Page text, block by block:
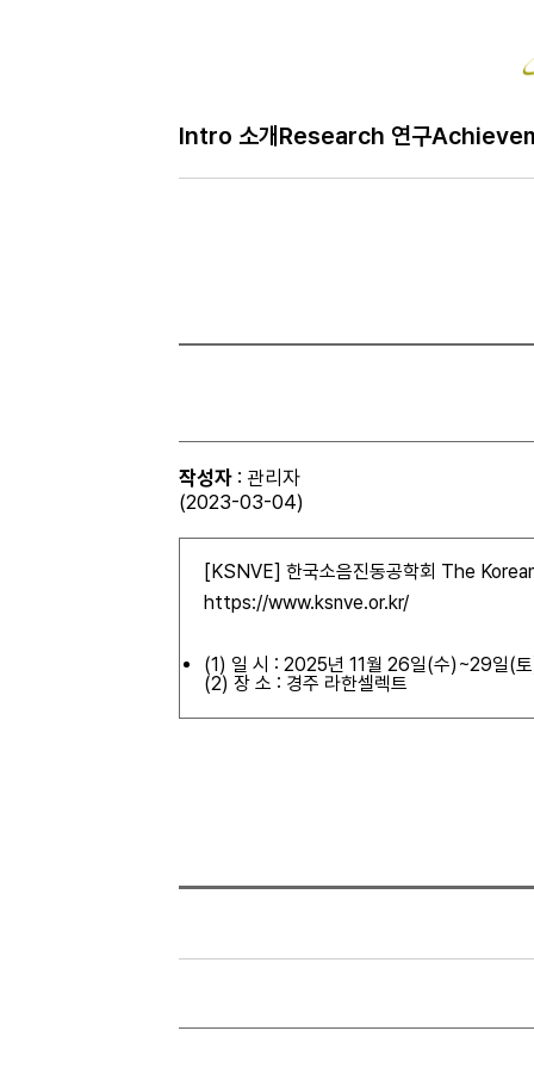
Intro 소개 Research 연구
작성자 : 관리자
(2023-03-04)
[KSNVE] 한국소음진동공학회 The
https://www.ksnve.or.kr/
(1) 일 시 : 2025년 11월 26일(수)~29일(
(2) 장 소 : 경주 라한셀렉트